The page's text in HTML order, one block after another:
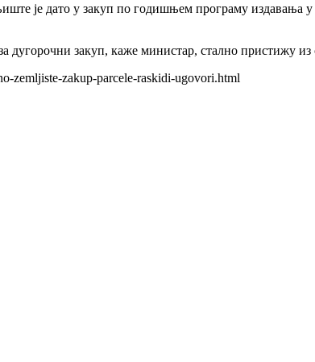
је дато у закуп по годишњем програму издавања
дугорочни закуп, каже министар, стално пристижу из
zemljiste-zakup-parcele-raskidi-ugovori.html